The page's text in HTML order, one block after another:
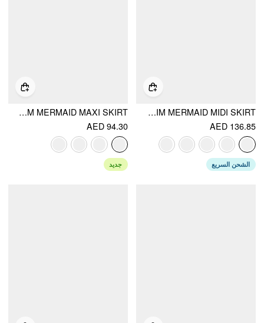
JACQUARD MID RISE FLORAL LACE TRIM MERMAID MIDI SKIRT
AED 136.85
الشحن السريع
MESH MID RISE FLORAL BOWKNOT LETTUCE TRIM MERMAID MAXI SKIRT
AED 94.30
جديد